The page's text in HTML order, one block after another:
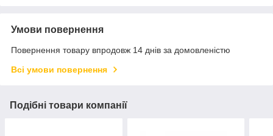
Умови повернення
Повернення товару впродовж 14 днів за домовленістю
Всі умови повернення
Подібні товари компанії